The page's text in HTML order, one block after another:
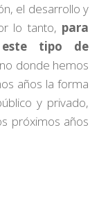
el desarrollo y
lo tanto, para
este tipo de
donde hemos
años la forma
y privado,
próximos años